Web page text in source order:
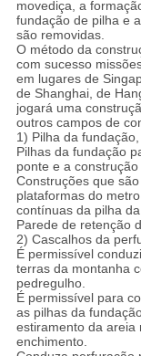
movediça, a
fundação de pilha e
são removidas.
O método da
com sucesso
em lugares de
de Shanghai, de
jogará uma
outros campos de
1) Pilha da
Pilhas da fundação
ponte e a
Construções que
plataformas do
contínuas da pilha
Parede de retenção
2) Cascalhos da
É permissível
terras da montanha
pedregulho.
É permissível para
as pilhas da
estiramento da areia
enchimento.